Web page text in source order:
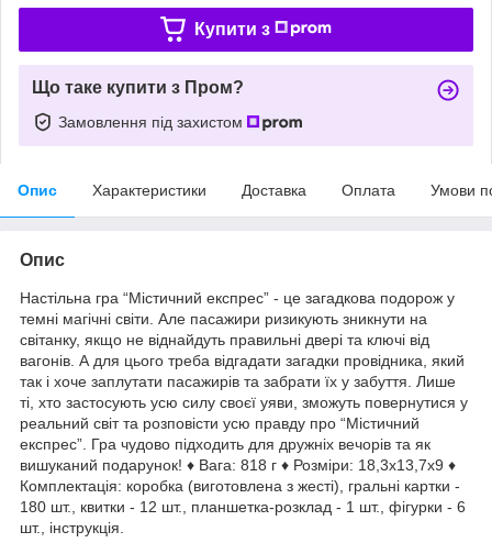
Купити з
Що таке купити з Пром?
Замовлення під захистом
Опис Характеристики Доставка Оплата Умови
Опис
Настільна гра “Містичний експрес” - це загадкова подорож у
темні магічні світи. Але пасажири ризикують зникнути на
світанку, якщо не віднайдуть правильні двері та ключі від
вагонів. А для цього треба відгадати загадки провідника, який
так і хоче заплутати пасажирів та забрати їх у забуття. Лише
ті, хто застосують усю силу своєї уяви, зможуть повернутися у
реальний світ та розповісти усю правду про “Містичний
експрес”. Гра чудово підходить для дружніх вечорів та як
вишуканий подарунок! ♦ Вага: 818 г ♦ Розміри: 18,3х13,7х9 ♦
Комплектація: коробка (виготовлена з жесті), гральні картки -
180 шт., квитки - 12 шт., планшетка-розклад - 1 шт., фігурки - 6
шт., інструкція.